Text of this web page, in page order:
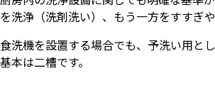
を洗浄（洗剤洗い）、もう一方をすすぎ
食洗機を設置する場合でも、予洗い用と
基本は二槽です。